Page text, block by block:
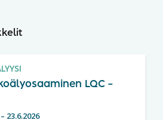
LQC –
– 23.6.2026